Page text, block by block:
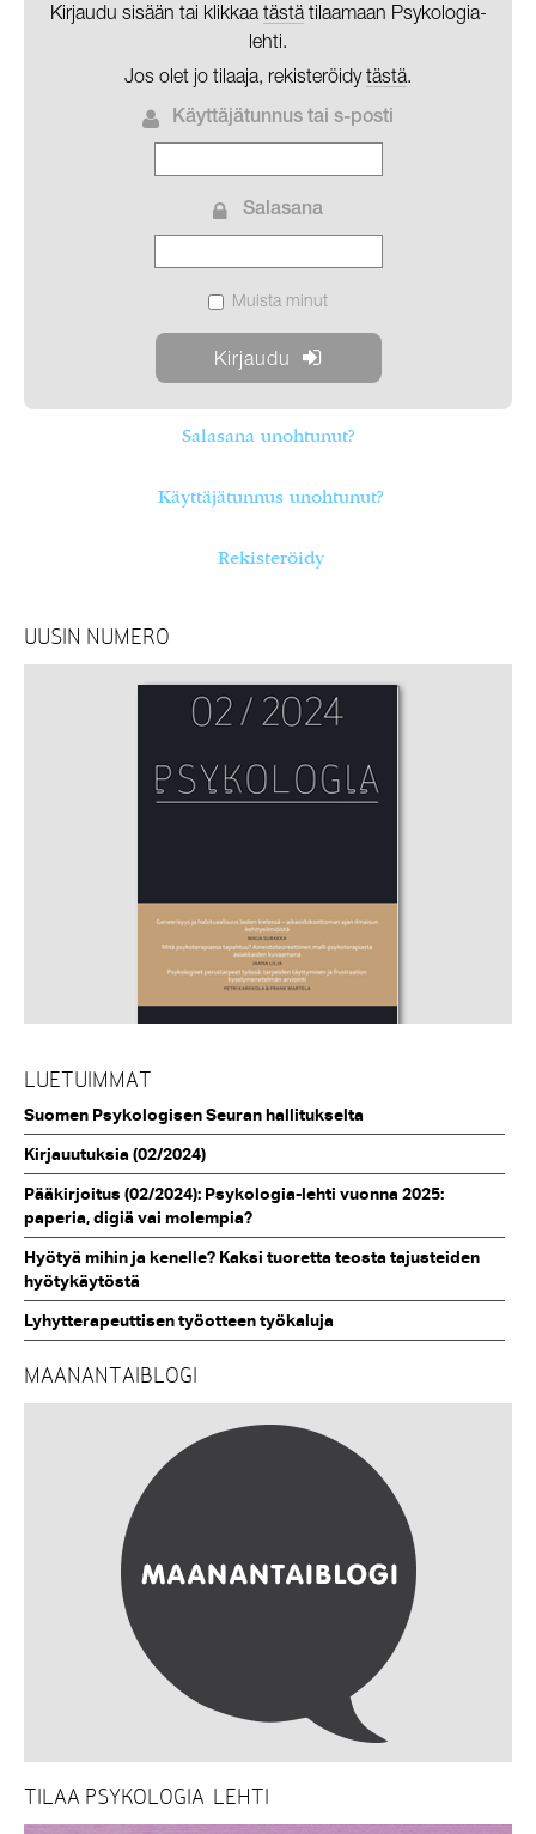
Kirjaudu sisään tai klikkaa tästätilaamaan Psykologia-
lehti.
Jos olet jo tilaaja, rekisteröidytästä.
Käyttäjätunnus tai s-posti
Salasana
Muista minut
Salasana unohtunut?
Käyttäjätunnus unohtunut?
Rekisteröidy
UUSIN NUMERO
LUETUIMMAT
Suomen Psykologisen Seuran hallitukselta
Kirjauutuksia (02/2024)
Pääkirjoitus (02/2024): Psykologia-lehti vuonna 2025:
paperia, digiä vai molempia?
Hyötyä mihin ja kenelle? Kaksi tuoretta teosta tajusteiden
hyötykäytöstä
Lyhytterapeuttisen työotteen työkaluja
MAANANTAIBLOGI
TILAA PSYKOLOGIA-LEHTI